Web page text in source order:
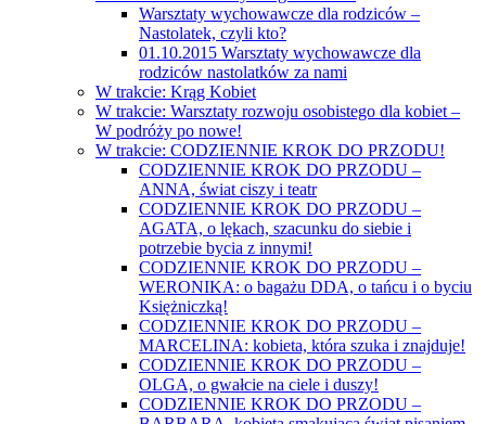
Warsztaty wychowawcze dla rodziców –
Nastolatek, czyli kto?
01.10.2015 Warsztaty wychowawcze dla
rodziców nastolatków za nami
W trakcie: Krąg Kobiet
W trakcie: Warsztaty rozwoju osobistego dla kobiet –
W podróży po nowe!
W trakcie: CODZIENNIE KROK DO PRZODU!
CODZIENNIE KROK DO PRZODU –
ANNA, świat ciszy i teatr
CODZIENNIE KROK DO PRZODU –
AGATA, o lękach, szacunku do siebie i
potrzebie bycia z innymi!
CODZIENNIE KROK DO PRZODU –
WERONIKA: o bagażu DDA, o tańcu i o byciu
Księżniczką!
CODZIENNIE KROK DO PRZODU –
MARCELINA: kobieta, która szuka i znajduje!
CODZIENNIE KROK DO PRZODU –
OLGA, o gwałcie na ciele i duszy!
CODZIENNIE KROK DO PRZODU –